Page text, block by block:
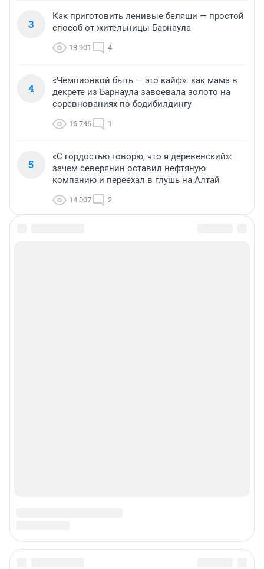
3
Как приготовить ленивые беляши — простой
способ от жительницы Барнаула
18 901 4
4
«Чемпионкой быть — это кайф»: как мама в
декрете из Барнаула завоевала золото на
соревнованиях по бодибилдингу
16 746 1
5
«С гордостью говорю, что я деревенский»:
зачем северянин оставил нефтяную
компанию и переехал в глушь на Алтай
14 007 2